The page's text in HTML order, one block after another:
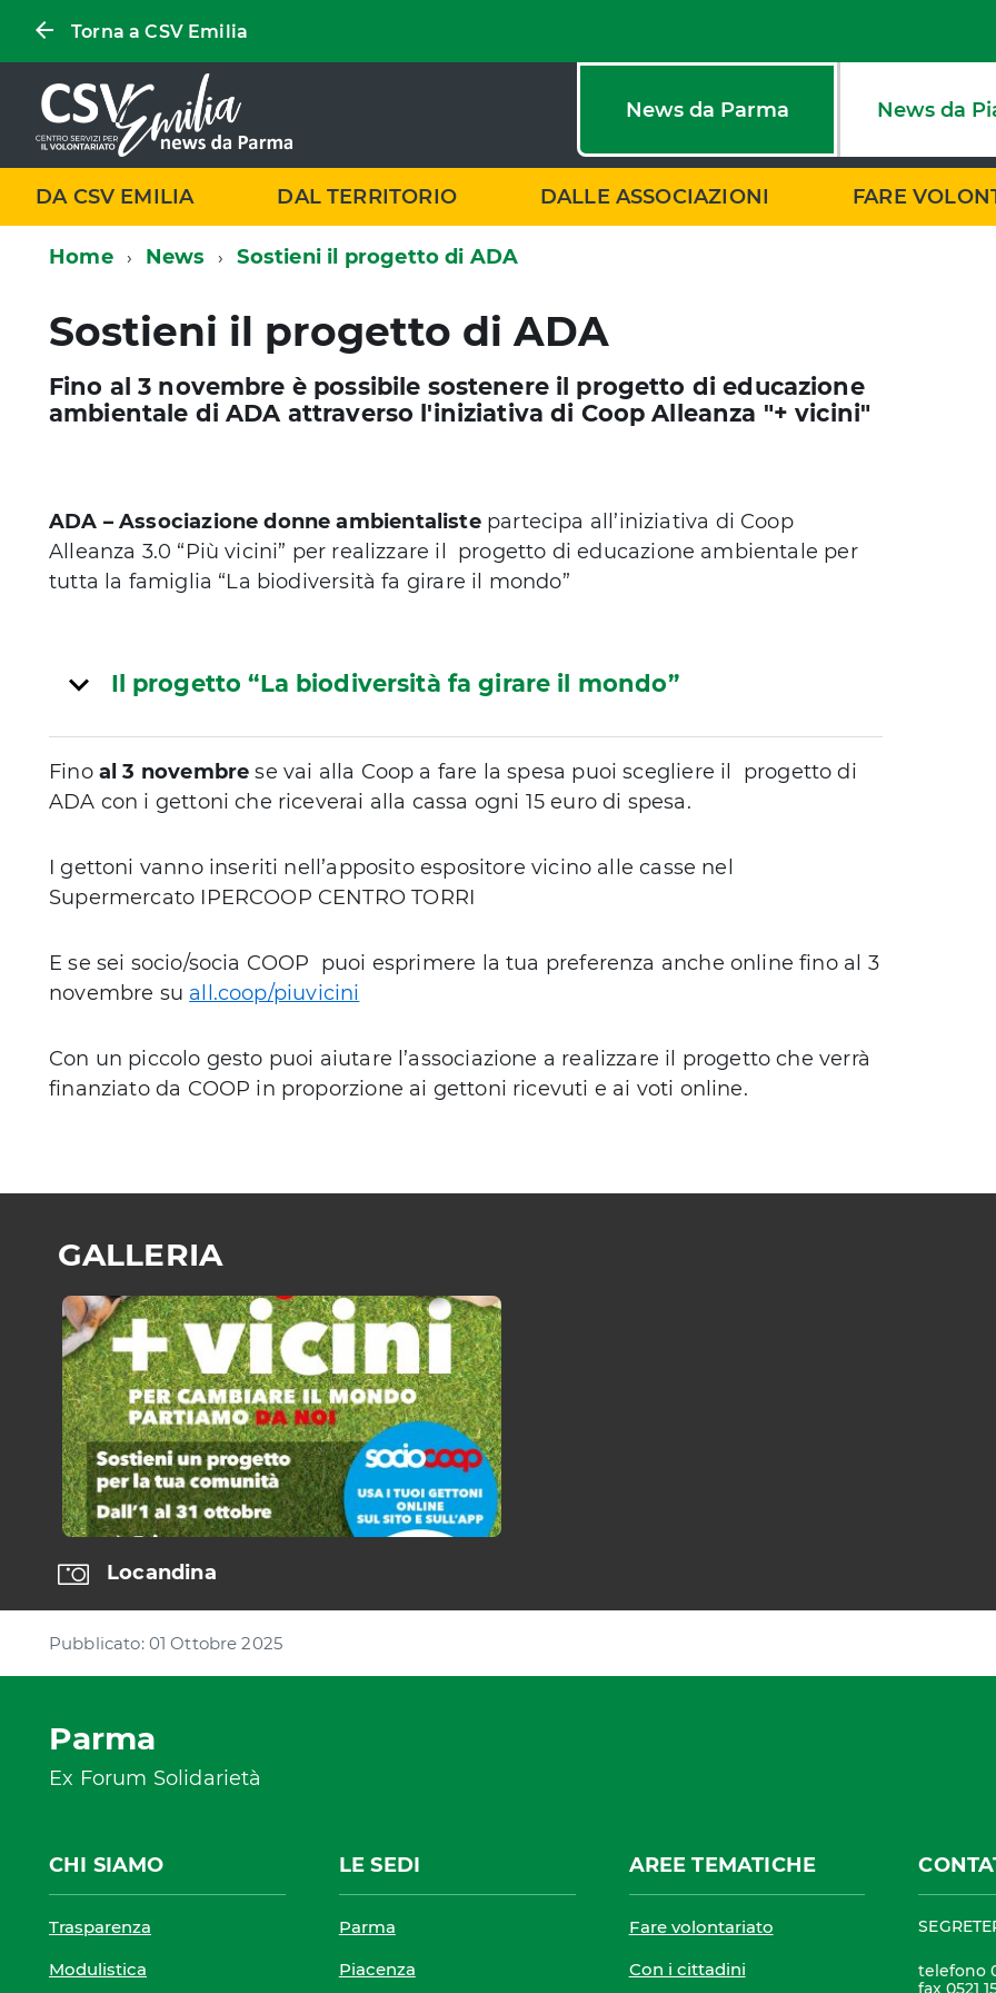
Torna a CSV Emilia
News da Parma News da
DA CSV EMILIA DAL TERRITORIO DALLE ASSOCIAZIONI FARE
Home News Sostieni il progetto di ADA
Sostieni il progetto di ADA
Fino al 3 novembre è possibile sostenere il progetto di educazione
ambientale di ADA attraverso l'iniziativa di Coop Alleanza "+ vicini"
ADA – Associazione donne ambientalistepartecipa all’iniziativa di Coop
Alleanza 3.0 “Più vicini” per realizzare il progetto di educazione ambientale per
tutta la famiglia “La biodiversità fa girare il mondo”
Il progetto “La biodiversità fa girare il mondo”
Fino al 3 novembre se vai alla Coop a fare la spesa puoi scegliere il progetto di
ADA con i gettoni che riceverai alla cassa ogni 15 euro di spesa.
I gettoni vanno inseriti nell’apposito espositore vicino alle casse nel
Supermercato IPERCOOP CENTRO TORRI
E se sei socio/socia COOP puoi esprimere la tua preferenza anche online fino al 3
novembre su all.coop/piuvicini
Con un piccolo gesto puoi aiutare l’associazione a realizzare il progetto che verrà
finanziato da COOP in proporzione ai gettoni ricevuti e ai voti online.
GALLERIA
Locandina
Pubblicato: 01 Ottobre 2025
Parma
Ex Forum Solidarietà
CHI SIAMO
Trasparenza
Modulistica
LE SEDI
Parma
Piacenza
AREE TEMATICHE
Fare volontariato
Con i cittadini
telefono
fax 0521